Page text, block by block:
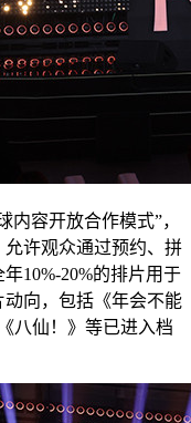
内容开放合作模式”，
许观众通过预约、拼
10%-20%的排片用于
向，包括《年会不能
八仙！》等已进入档